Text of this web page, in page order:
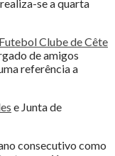
se a quarta
Futebol Clube de Cête
de amigos
referência a
e Junta de
consecutivo como